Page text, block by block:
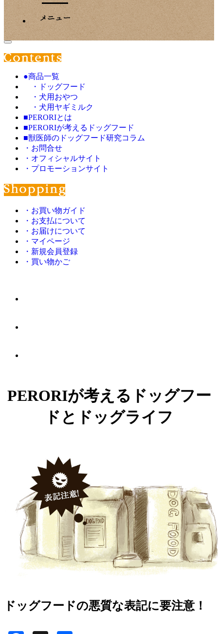
●商品一覧
・ドッグフード
・犬用おやつ
・犬用ヤギミルク
■PERORIとは
■PERORIが考えるドッグフード
■獣医師のドッグフード研究コラム
・お問合せ
・オフィシャルサイト
・プロモーションサイト
・お買い物ガイド
・お支払について
・お届けについて
・マイページ
・新規会員登録
・買い物かご
PERORIが考えるドッグフー
ドとドッグライフ
ドッグフードの悪質な表記に要注意！